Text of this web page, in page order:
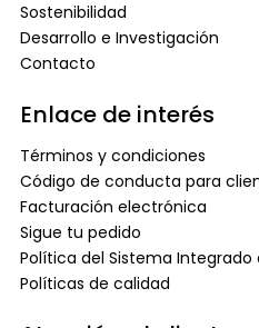
Sostenibilidad
Desarrollo e Investigación
Contacto
Enlace de interés
Términos y condiciones
Código de conducta para
Facturación electrónica
Sigue tu pedido
Política del Sistema Integrado
Políticas de calidad